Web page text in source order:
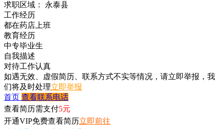
求职区域：
永泰县
工作经历
都在药店上班
教育经历
中专毕业生
自我描述
对待工作认真
如遇无效、虚假简历、联系方式不实等情况，请立即举报，我
们将及时处理立即举报
首页 查看联系电话
查看简历需支付5元
开通VIP免费查看简历立即前往